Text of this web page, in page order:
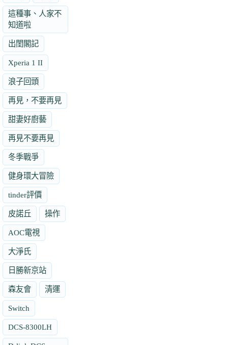
這種事、人家不
知道啦
出閨閣記
Xperia 1 II
浪子回頭
再見，不要再見
甜妻好廚藝
再見不要再見
冬季戰爭
健身環大冒險
tinder評價
皮諾丘 操作
AOC電視
大淨氏
日勝新京站
森友會 清運
Switch
DCS-8300LH